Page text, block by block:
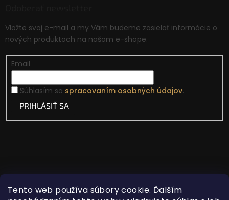
Tento web používa súbory cookie. Ďalším
Vložte svoj e-mail a my Vám budeme zasielať informácie o
nových produktoch na našom e-shope.
Email
Súhlasím so spracovaním osobných údajov.
PRIHLÁSIŤ SA